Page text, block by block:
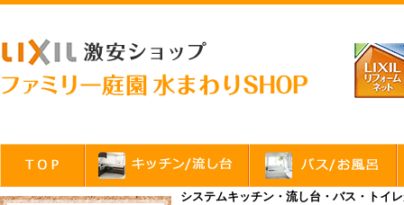
システムキッチン・流し台・バス・ト